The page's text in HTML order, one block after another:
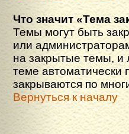
Что значит «Тема
Темы могут быть
или
на закрытые темы, и
теме автоматически
закрываются по
Вернуться к началу